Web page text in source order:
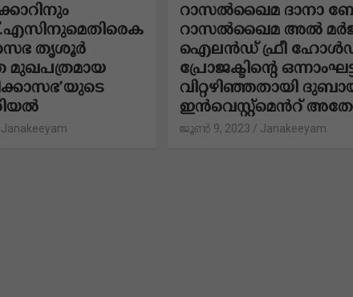
തൃശൂർ
Janakeeyam
റാസൽഖൈമ ദാനാ
റാസൽഖൈമ അൽ
ഐലൻഡ് ഫ്രീ
പ്രോജക്ടിന്റെ
വിറ്റഴിഞ്ഞതായി
ഇൻവെസ്റ്റ്‌മെൻറ്
ജൂൺ 9, 2023 Janakeeyam